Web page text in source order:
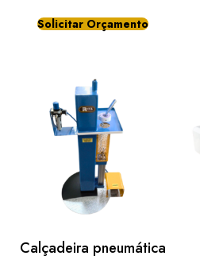
Solicitar Orçamento
Calçadeira pneumática